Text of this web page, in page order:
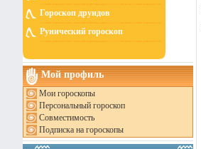
Гороскоп друидов
Рунический гороскоп
Мой профиль
Мои гороскопы
Персональный гороскоп
Совместимость
Подписка на гороскопы